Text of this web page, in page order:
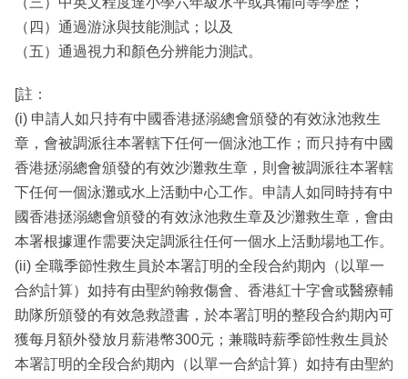
（四）通過游泳與技能測試；以及
（五）通過視力和顏色分辨能力測試。
[註：
(i) 申請人如只持有中國香港拯溺總會頒發的有效泳池救生
章，會被調派往本署轄下任何一個泳池工作；而只持有中國
香港拯溺總會頒發的有效沙灘救生章，則會被調派往本署轄
下任何一個泳灘或水上活動中心工作。申請人如同時持有中
國香港拯溺總會頒發的有效泳池救生章及沙灘救生章，會由
本署根據運作需要決定調派往任何一個水上活動場地工作。
(ii) 全職季節性救生員於本署訂明的全段合約期內（以單一
合約計算）如持有由聖約翰救傷會、香港紅十字會或醫療輔
助隊所頒發的有效急救證書，於本署訂明的整段合約期內可
獲每月額外發放月薪港幣300元；兼職時薪季節性救生員於
本署訂明的全段合約期內（以單一合約計算）如持有由聖約